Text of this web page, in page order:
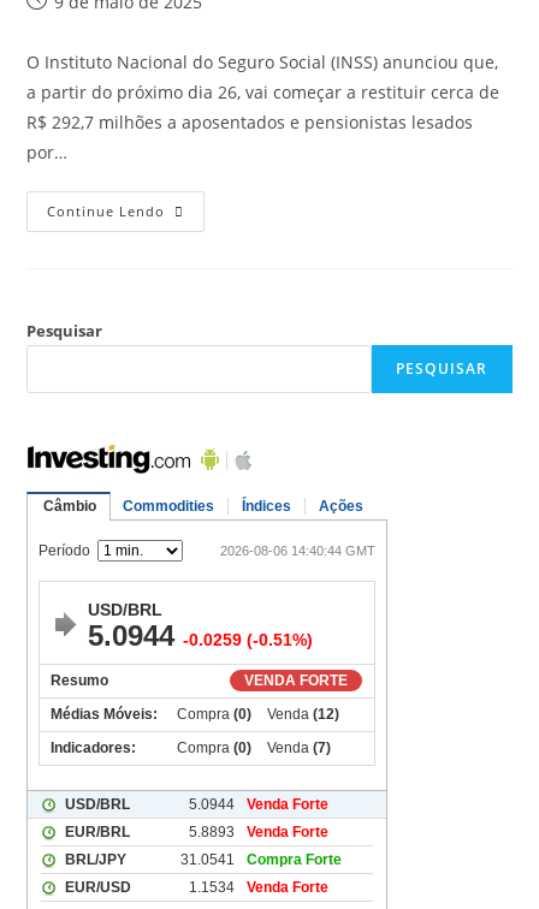
O Instituto Nacional do Seguro Social (INSS) anunciou que,
a partir do próximo dia 26, vai começar a restituir cerca de
R$ 292,7 milhões a aposentados e pensionistas lesados
por…
Continue Lendo
Pesquisar
PESQUISAR